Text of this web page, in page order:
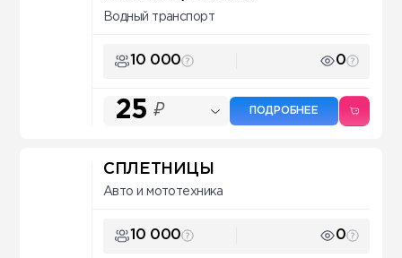
Водный транспорт
10 000 0
25 ₽ ПОДРОБНЕЕ
СПЛЕТНИЦЫ
Авто и мототехника
10 000 0